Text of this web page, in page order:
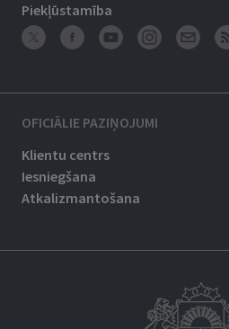
Piekļūstamība
OFICIĀLIE PAZIŅOJUMI
Klientu centrs
Iesniegšana
Atkalizmantošana